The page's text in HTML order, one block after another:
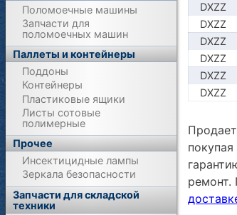
DXZZ
DXZZ
DXZZ
DXZZ
DXZZ
DXZZ
ремонт.
Поломоечные машины
Запчасти для
поломоечных машин
Паллеты и контейнеры
Поддоны
Контейнеры
Пластиковые ящики
Листы сотовые
полимерные
Прочее
Инсектицидные лампы
Зеркала безопасности
Запчасти для складской
техники